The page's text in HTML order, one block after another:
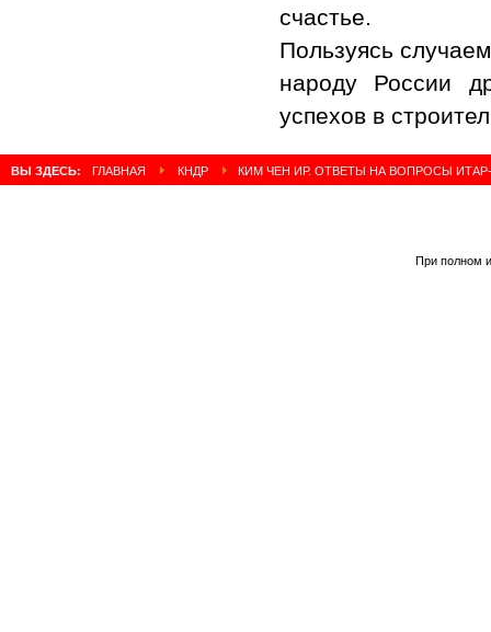
счастье.
Пользуясь
народу России
успехов в
ВЫ ЗДЕСЬ: ГЛАВНАЯ КНДР КИМ ЧЕН ИР. ОТВЕТЫ НА ВОПРОСЫ
При полном